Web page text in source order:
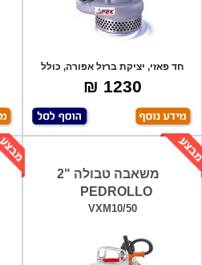
חד פאזי, יציקת ברזל אפורה, כולל
מצוף, ,ת
1230 ₪
משאבה טבולה "2
PEDROLLO
VXM10/50